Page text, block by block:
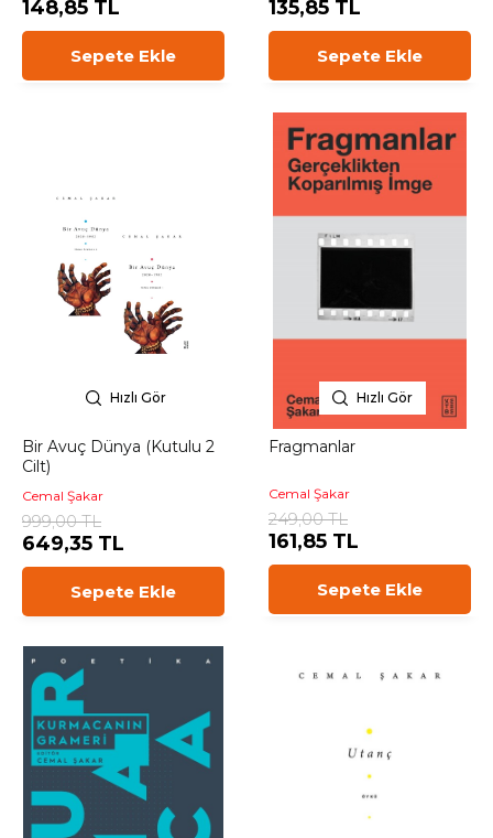
148,85 TL
Sepete Ekle
135,85 TL
Sepete Ekle
Hızlı Gör
Bir Avuç Dünya (Kutulu 2
Cilt)
Cemal Şakar
999,00 TL
649,35 TL
Sepete Ekle
Hızlı Gör
Fragmanlar
Cemal Şakar
249,00 TL
161,85 TL
Sepete Ekle